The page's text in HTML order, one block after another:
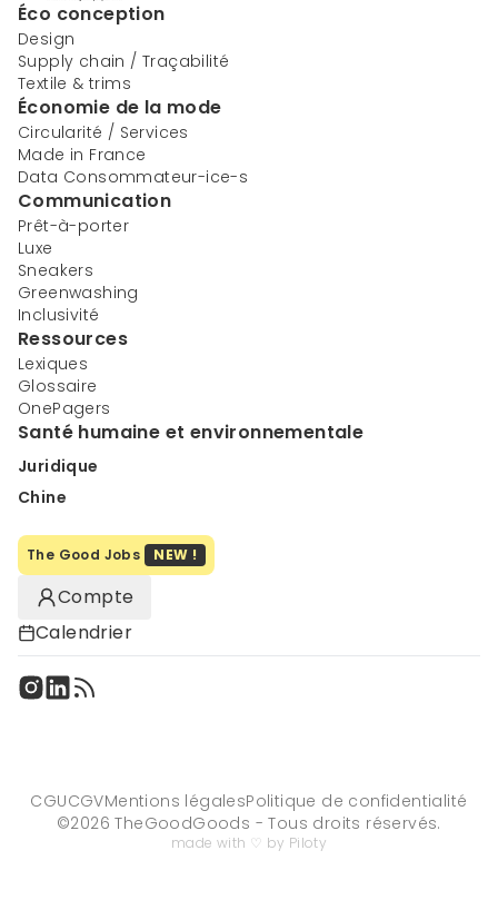
Éco conception
Design
Supply chain / Traçabilité
Textile & trims
Économie de la mode
Circularité / Services
Made in France
Data Consommateur-ice-s
Communication
Prêt-à-porter
Luxe
Sneakers
Greenwashing
Inclusivité
Ressources
Lexiques
Glossaire
OnePagers
Santé humaine et environnementale
Juridique
Chine
The Good Jobs NEW !
Compte
Calendrier
CGUCGVMentions légalesPolitique de confidentialité
©2026 TheGoodGoods - Tous droits réservés.
made with ♡ by Piloty